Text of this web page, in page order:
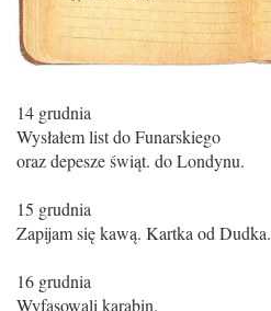
14 grudnia
Wysłałem list do Funarskiego
oraz depesze świąt. do Londynu.
15 grudnia
Zapijam się kawą. Kartka od Dudka.
16 grudnia
Wyfasowali karabin.